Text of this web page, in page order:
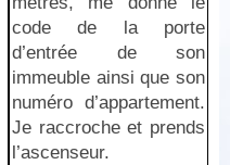
code de la porte
d’entrée de son
immeuble ainsi que son
numéro d’appartement.
Je raccroche et prends
l’ascenseur.